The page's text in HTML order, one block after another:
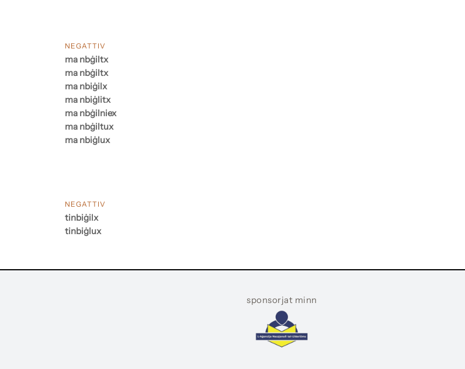
NEGATTIV
ma nbġiltx
ma nbġiltx
ma nbiġilx
ma nbiġlitx
ma nbġilniex
ma nbġiltux
ma nbiġlux
NEGATTIV
tinbiġilx
tinbiġlux
sponsorjat minn